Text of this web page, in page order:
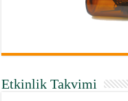
Etkinlik Takvimi